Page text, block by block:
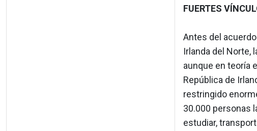
FUERTES
Antes del
Irlanda del Norte,
aunque en teoría
República de
restringido
30.000 personas
estudiar,